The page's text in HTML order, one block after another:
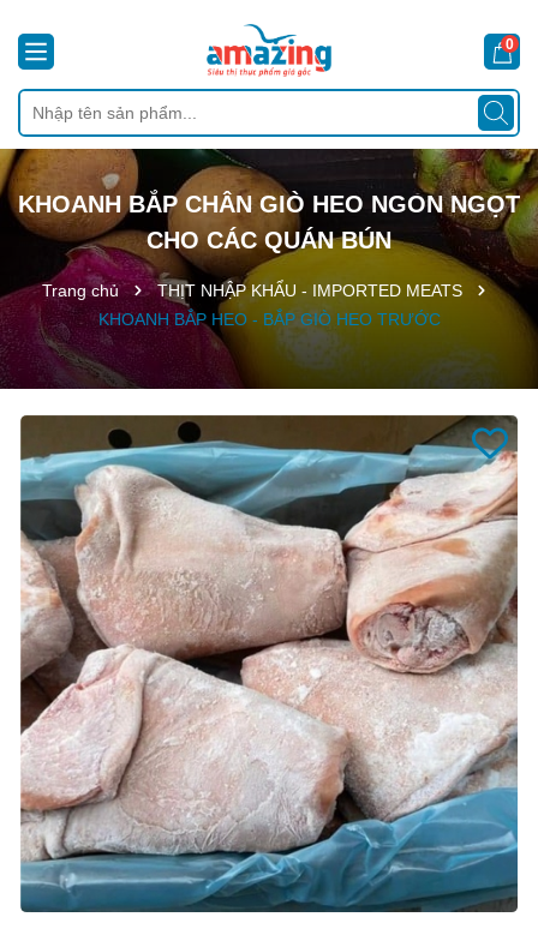
0
KHOANH BẮP CHÂN GIÒ HEO NGON NGỌT
CHO CÁC QUÁN BÚN
Trang chủ
THỊT NHẬP KHẨU - IMPORTED MEATS
KHOANH BẮP HEO - BẮP GIÒ HEO TRƯỚC
Mã giảm giá:
Ngày hết hạn:
Điều kiện: